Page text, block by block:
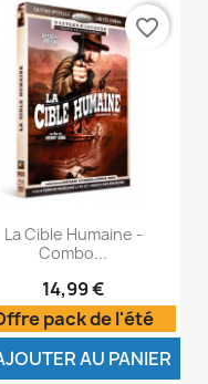
La Cible Humaine -
Combo...
14,99 €
pack de l'été
AU PANIER
favorite_border